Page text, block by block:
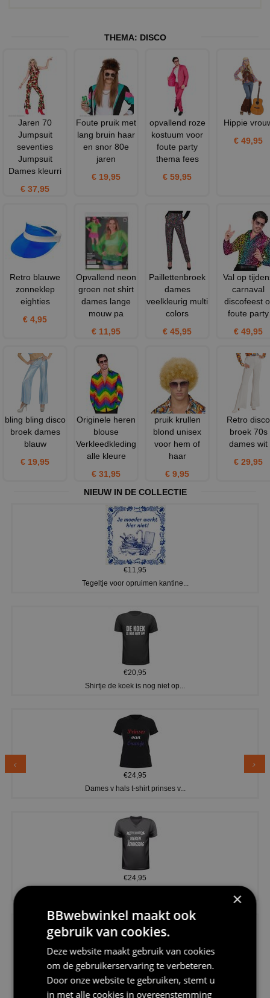
THEMA: DISCO
Jaren 70
Jumpsuit
seventies
Jumpsuit
Dames kleurri
€ 37,95
Foute pruik met
lang bruin haar
en snor 80e
jaren
€ 19,95
opvallend roze
kostuum voor
foute party
thema fees
€ 59,95
Hippie
€ 49,95
Retro blauwe
zonneklep
eighties
€ 4,95
Opvallend neon
groen net shirt
dames lange
mouw pa
€ 11,95
Paillettenbroek
dames
veelkleurig multi
colors
€ 45,95
Val op
carnaval
discofeest
foute party
€ 49,95
bling bling disco
broek dames
blauw
€ 19,95
Originele heren
blouse
Verkleedkleding
alle kleure
€ 31,95
pruik krullen
blond unisex
voor hem of
haar
€ 9,95
Retro disco
broek 70s
dames wit
€ 29,95
NIEUW IN DE COLLECTIE
€11,95
Tegeltje voor opruimen kantine...
€20,95
Shirtje de koek is nog niet op...
€24,95
Dames v hals t-shirt prinses v...
€24,95
€24,95
V-hals shirt rood wit blauw st...
×
BBwebwinkel maakt ook
gebruik van cookies.
Deze website maakt gebruik van cookies
om de gebruikerservaring te verbeteren.
Door onze website te gebruiken, stemt u
in met alle cookies in overeenstemming